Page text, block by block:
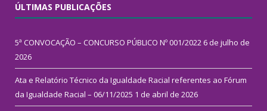
ÚLTIMAS PUBLICAÇÕES
5ª CONVOCAÇÃO – CONCURSO PÚBLICO Nº 001/2022 6 de julho de
2026
Ata e Relatório Técnico da Igualdade Racial referentes ao Fórum
da Igualdade Racial – 06/11/2025 1 de abril de 2026